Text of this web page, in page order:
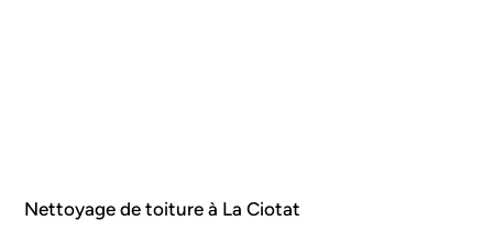
Nettoyage de toiture à La Ciotat